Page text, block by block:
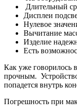
Длительный
Дисплеи
Нулевое
Вычитание
Изделие
Есть
Как уже говорилось
прочным.
попадется внутрь
Погрешность при